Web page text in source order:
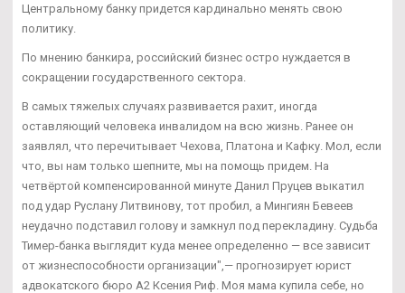
Центральному банку придется кардинально менять свою
политику.
По мнению банкира, российский бизнес остро нуждается в
сокращении государственного сектора.
В самых тяжелых случаях развивается рахит, иногда
оставляющий человека инвалидом на всю жизнь. Ранее он
заявлял, что перечитывает Чехова, Платона и Кафку. Мол, если
что, вы нам только шепните, мы на помощь придем. На
четвёртой компенсированной минуте Данил Пруцев выкатил
под удар Руслану Литвинову, тот пробил, а Мингиян Бевеев
неудачно подставил голову и замкнул под перекладину. Судьба
Тимер-банка выглядит куда менее определенно — все зависит
от жизнеспособности организации",— прогнозирует юрист
адвокатского бюро А2 Ксения Риф. Моя мама купила себе, но